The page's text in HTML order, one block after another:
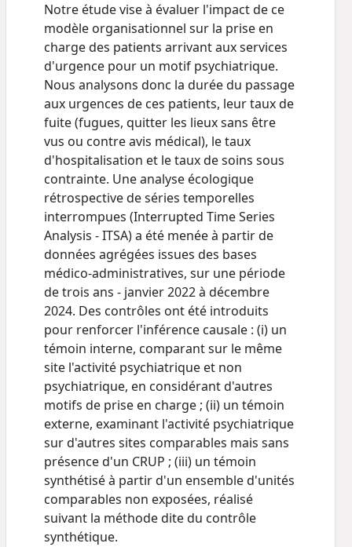
Notre étude vise à évaluer l'impact de ce
modèle organisationnel sur la prise en
charge des patients arrivant aux services
d'urgence pour un motif psychiatrique.
Nous analysons donc la durée du passage
aux urgences de ces patients, leur taux de
fuite (fugues, quitter les lieux sans être
vus ou contre avis médical), le taux
d'hospitalisation et le taux de soins sous
contrainte. Une analyse écologique
rétrospective de séries temporelles
interrompues (Interrupted Time Series
Analysis - ITSA) a été menée à partir de
données agrégées issues des bases
médico-administratives, sur une période
de trois ans - janvier 2022 à décembre
2024. Des contrôles ont été introduits
pour renforcer l'inférence causale : (i) un
témoin interne, comparant sur le même
site l'activité psychiatrique et non
psychiatrique, en considérant d'autres
motifs de prise en charge ; (ii) un témoin
externe, examinant l'activité psychiatrique
sur d'autres sites comparables mais sans
présence d'un CRUP ; (iii) un témoin
synthétisé à partir d'un ensemble d'unités
comparables non exposées, réalisé
suivant la méthode dite du contrôle
synthétique.